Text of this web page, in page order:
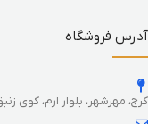
آدرس فروشگاه
کرج، مهرشهر، بلوار ارم، کوی زنبق،